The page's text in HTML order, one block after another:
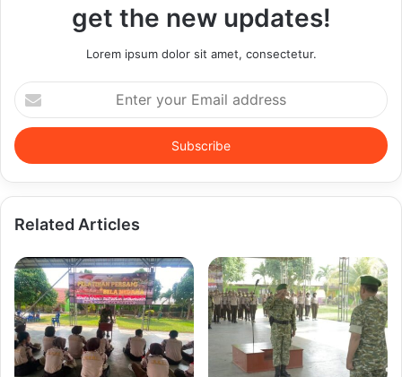
get the new updates!
Lorem ipsum dolor sit amet, consectetur.
Enter
your
Email
address
Related Articles